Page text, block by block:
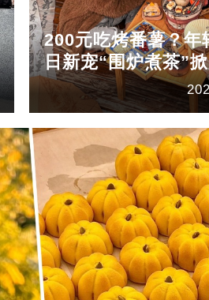
200元吃烤番薯？年
日新宠“围炉煮茶”